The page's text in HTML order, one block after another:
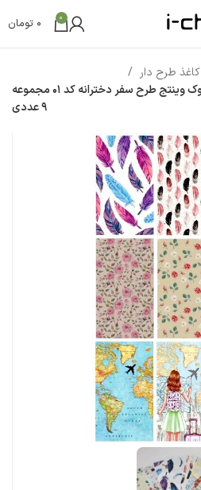
0
0 تومان
کاغذ طرح دار
کاغذ رنگی دریا مدل اسکرپ بوک وینتج طرح سفر دخترانه کد 01 مجموعه
9 عددی